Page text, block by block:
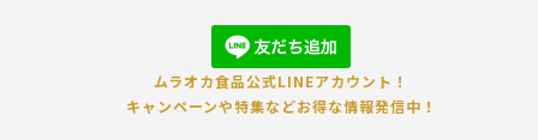
ムラオカ食品公式LINEアカウント！
キャンペーンや特集などお得な情報発信中！